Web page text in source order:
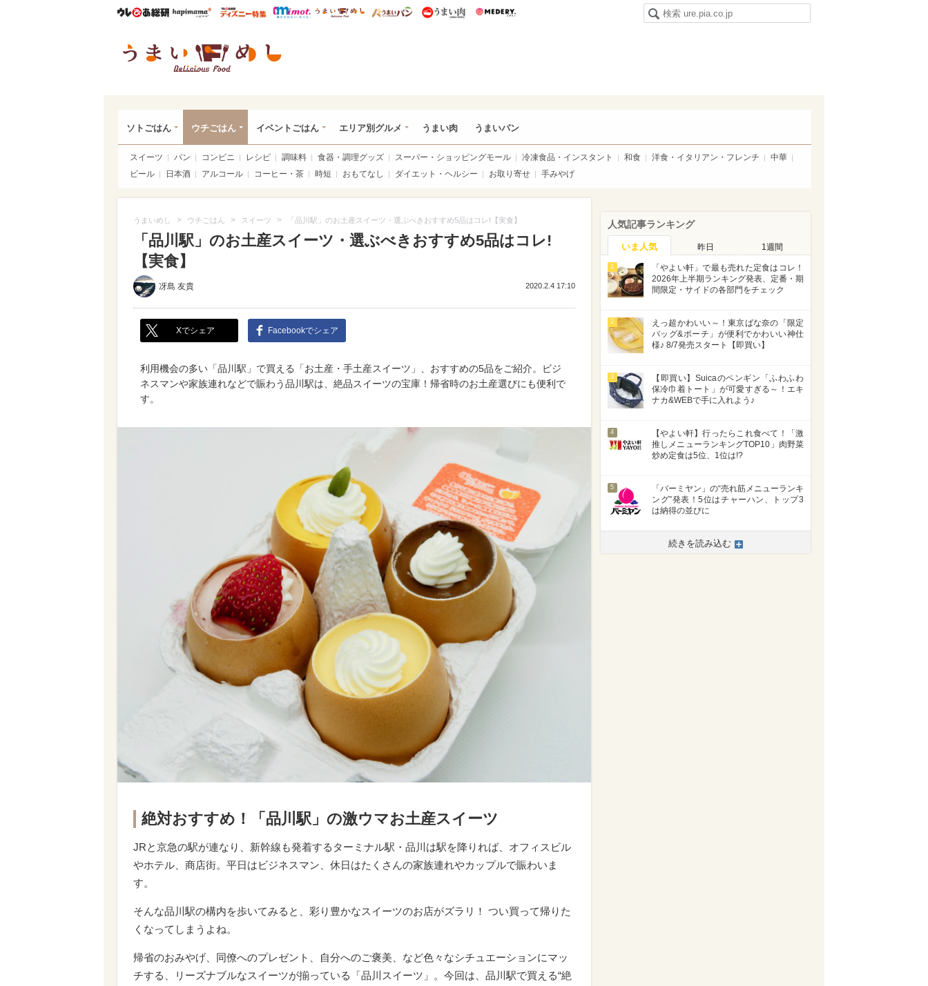
ウレぴあ総研ハピママ* ウレぴあ総研 ディズニー特集
mimot. うまいめし うまいパン うまい肉
ソトごはん ウチごはん イベントごはん エリア別グルメ うまい肉 うまいパン
スイーツ パン コンビニ レシピ 調味料 食器・調理グッズ スーパー・ショッピングモール 冷凍食品・インスタント 和食 洋食・イタリアン・フレンチ
中華
ビール
日本酒 アルコール コーヒー・茶 時短 おもてなし ダイエット・ヘルシー お取り寄せ 手みやげ
うまいめし > ウチごはん > スイーツ > 「品川駅」のお土産スイーツ・選ぶべきおすすめ5品はコレ!【実食】
「品川駅」のお土産スイーツ・選ぶべきおすすめ5品はコレ!
【実食】
冴島 友貴 2020.2.4 17:10
Xでシェア Facebookでシェア
利用機会の多い「品川駅」で買える「お土産・手土産スイーツ」、おすすめの5品をご紹介。ビジ
ネスマンや家族連れなどで賑わう品川駅は、絶品スイーツの宝庫！帰省時のお土産選びにも便利で
す。
絶対おすすめ！「品川駅」の激ウマお土産スイーツ
JRと京急の駅が連なり、新幹線も発着するターミナル駅・品川は駅を降りれば、オフィスビル
やホテル、商店街。平日はビジネスマン、休日はたくさんの家族連れやカップルで賑わいま
す。
そんな品川駅の構内を歩いてみると、彩り豊かなスイーツのお店がズラリ！ つい買って帰りた
くなってしまうよね。
帰省のおみやげ、同僚へのプレゼント、自分へのご褒美、など色々なシチュエーションにマッ
チする、リーズナブルなスイーツが揃っている「品川スイーツ」。今回は、品川駅で買える“絶
人気記事ランキング
いま人気 昨日 1週間
1
「やよい軒」で最も売れた定食はコレ！
2026年上半期ランキング発表、定番・期
間限定・サイドの各部門をチェック
2
えっ超かわいい～！東京ばな奈の「限定
バッグ&ポーチ」が便利でかわいい神仕
様♪ 8/7発売スタート【即買い】
3
【即買い】Suicaのペンギン「ふわふわ
保冷巾着トート」が可愛すぎる～！エキ
ナカ&WEBで手に入れよう♪
4
【やよい軒】行ったらこれ食べて！「激
推しメニューランキングTOP10」肉野菜
炒め定食は5位、1位は!?
5
「バーミヤン」の“売れ筋メニューランキ
ング”発表！5位はチャーハン、トップ3
は納得の並びに
続きを読み込む